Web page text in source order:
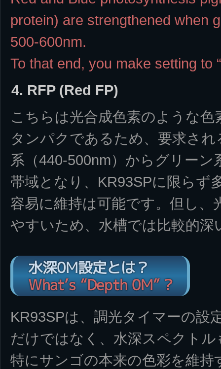
protein) are strengthened when
500-600nm.
To that end, you make setting to
4. RFP (Red FP)
こちらは光合成色素のような
タンパクであるため、要求さ
系（440-500nm）からグリーン
帯域となり、KR93SPに限らず
容易に維持は可能です。但し、
やすいため、水槽では比較的深
水深0M設定とは？
What’s “Depth 0M” ?
KR93SPは、調光タイマーの設
だけではなく、水深スペクト
特にサンゴの本来の色彩を維持